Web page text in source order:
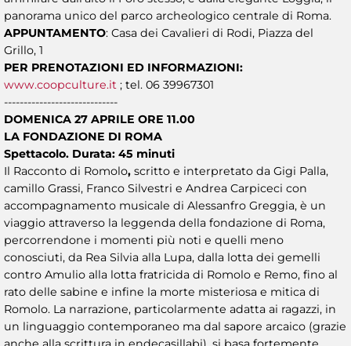
panorama unico del parco archeologico centrale di Roma.
APPUNTAMENTO: Casa dei Cavalieri di Rodi, Piazza del
Grillo, 1
PER PRENOTAZIONI ED INFORMAZIONI:
www.coopculture.it ; tel. 06 39967301
-----------------------------
DOMENICA 27 APRILE ORE 11.00
LA FONDAZIONE DI ROMA
Spettacolo. Durata: 45 minuti
Il Racconto di Romolo, scritto e interpretato da Gigi Palla,
camillo Grassi, Franco Silvestri e Andrea Carpiceci con
accompagnamento musicale di Alessanfro Greggia, è un
viaggio attraverso la leggenda della fondazione di Roma,
percorrendone i momenti più noti e quelli meno
conosciuti, da Rea Silvia alla Lupa, dalla lotta dei gemelli
contro Amulio alla lotta fratricida di Romolo e Remo, fino al
rato delle sabine e infine la morte misteriosa e mitica di
Romolo. La narrazione, particolarmente adatta ai ragazzi, in
un linguaggio contemporaneo ma dal sapore arcaico (grazie